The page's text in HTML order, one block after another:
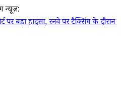
न्यूज़:
पर टैक्सिंग के दौरान ट्रेनी